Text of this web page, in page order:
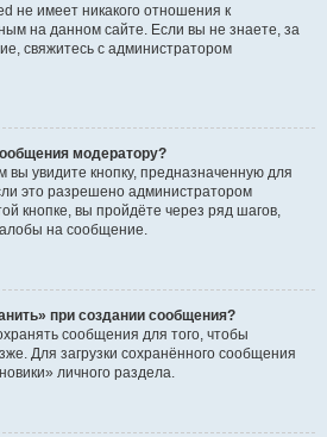
не имеет никакого отношения к
на данном сайте. Если вы не знаете, за
свяжитесь с администратором
модератору?
увидите кнопку, предназначенную для
это разрешено администратором
кнопке, вы пройдёте через ряд шагов,
на сообщение.
при создании сообщения?
сообщения для того, чтобы
Для загрузки сохранённого сообщения
личного раздела.